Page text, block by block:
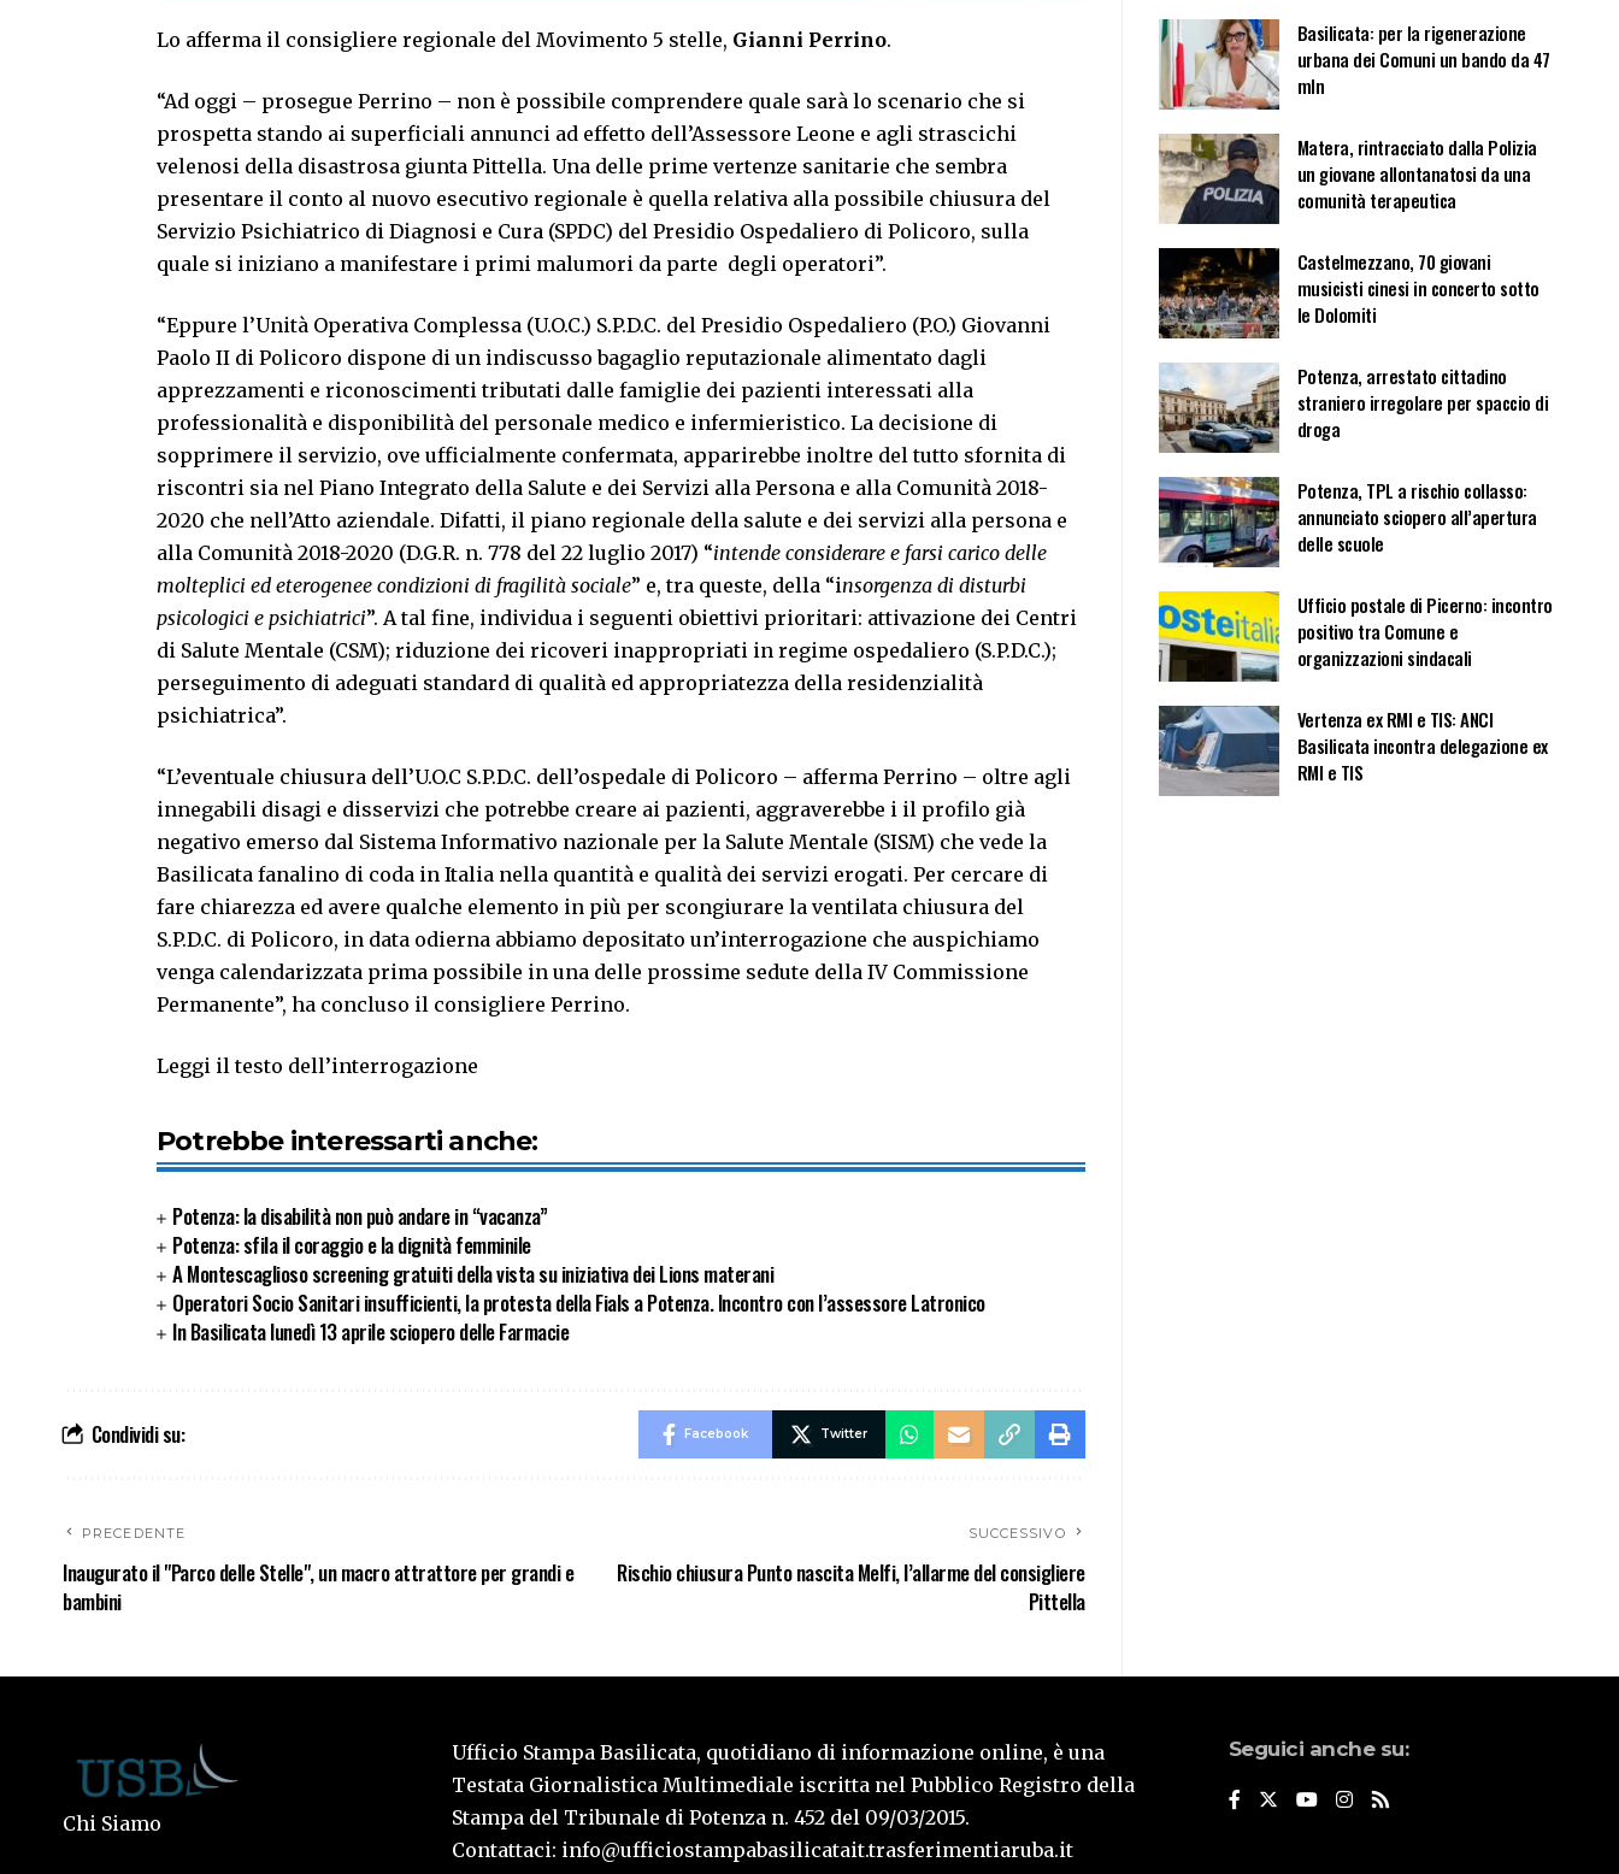
Lo afferma il consigliere regionale del Movimento 5 stelle, Gianni Perrino.
“Ad oggi – prosegue Perrino – non è possibile comprendere quale sarà lo scenario che si
prospetta stando ai superficiali annunci ad effetto dell’Assessore Leone e agli strascichi
velenosi della disastrosa giunta Pittella. Una delle prime vertenze sanitarie che sembra
presentare il conto al nuovo esecutivo regionale è quella relativa alla possibile chiusura del
Servizio Psichiatrico di Diagnosi e Cura (SPDC) del Presidio Ospedaliero di Policoro, sulla
quale si iniziano a manifestare i primi malumori da parte degli operatori”.
“Eppure l’Unità Operativa Complessa (U.O.C.) S.P.D.C. del Presidio Ospedaliero (P.O.) Giovanni
Paolo II di Policoro dispone di un indiscusso bagaglio reputazionale alimentato dagli
apprezzamenti e riconoscimenti tributati dalle famiglie dei pazienti interessati alla
professionalità e disponibilità del personale medico e infermieristico. La decisione di
sopprimere il servizio, ove ufficialmente confermata, apparirebbe inoltre del tutto sfornita di
riscontri sia nel Piano Integrato della Salute e dei Servizi alla Persona e alla Comunità 2018-
2020 che nell’Atto aziendale. Difatti, il piano regionale della salute e dei servizi alla persona e
alla Comunità 2018-2020 (D.G.R. n. 778 del 22 luglio 2017) “intende considerare e farsi carico delle
molteplici ed eterogenee condizioni di fragilità sociale” e, tra queste, della “insorgenza di disturbi
psicologici e psichiatrici”. A tal fine, individua i seguenti obiettivi prioritari: attivazione dei Centri
di Salute Mentale (CSM); riduzione dei ricoveri inappropriati in regime ospedaliero (S.P.D.C.);
perseguimento di adeguati standard di qualità ed appropriatezza della residenzialità
psichiatrica”.
“L’eventuale chiusura dell’U.O.C S.P.D.C. dell’ospedale di Policoro – afferma Perrino – oltre agli
innegabili disagi e disservizi che potrebbe creare ai pazienti, aggraverebbe i il profilo già
negativo emerso dal Sistema Informativo nazionale per la Salute Mentale (SISM) che vede la
Basilicata fanalino di coda in Italia nella quantità e qualità dei servizi erogati. Per cercare di
fare chiarezza ed avere qualche elemento in più per scongiurare la ventilata chiusura del
S.P.D.C. di Policoro, in data odierna abbiamo depositato un’interrogazione che auspichiamo
venga calendarizzata prima possibile in una delle prossime sedute della IV Commissione
Permanente”, ha concluso il consigliere Perrino.
Leggi il testo dell’interrogazione
Potrebbe interessarti anche:
Potenza: la disabilità non può andare in “vacanza”
Potenza: sfila il coraggio e la dignità femminile
A Montescaglioso screening gratuiti della vista su iniziativa dei Lions materani
Operatori Socio Sanitari insufficienti, la protesta della Fials a Potenza. Incontro con l’assessore Latronico
In Basilicata lunedì 13 aprile sciopero delle Farmacie
Condividi su: Facebook Twitter
PRECEDENTE
Inaugurato il "Parco delle Stelle", un macro attrattore per grandi e
bambini
SUCCESSIVO
Rischio chiusura Punto nascita Melfi, l’allarme del consigliere
Pittella
Basilicata: per la rigenerazione
urbana dei Comuni un bando da 47
mln
Matera, rintracciato dalla Polizia
un giovane allontanatosi da una
comunità terapeutica
Castelmezzano, 70 giovani
musicisti cinesi in concerto sotto
le Dolomiti
Potenza, arrestato cittadino
straniero irregolare per spaccio di
droga
Potenza, TPL a rischio collasso:
annunciato sciopero all’apertura
delle scuole
Ufficio postale di Picerno: incontro
positivo tra Comune e
organizzazioni sindacali
Vertenza ex RMI e TIS: ANCI
Basilicata incontra delegazione ex
RMI e TIS
Chi Siamo
Ufficio Stampa Basilicata, quotidiano di informazione online, è una
Testata Giornalistica Multimediale iscritta nel Pubblico Registro della
Stampa del Tribunale di Potenza n. 452 del 09/03/2015.
Contattaci: info@ufficiostampabasilicatait.trasferimentiaruba.it
Seguici anche su: